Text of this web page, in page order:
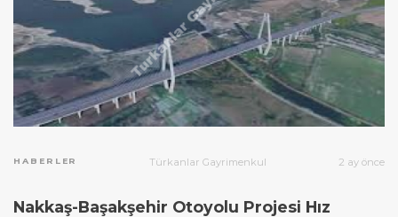
HABERLER 2 ay önce
Türkanlar Gayrimenkul
Nakkaş-Başakşehir Otoyolu Projesi Hız